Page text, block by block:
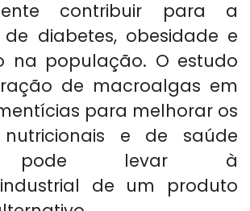
contribuir para a
diabetes, obesidade e
na população. O estudo
de macroalgas em
para melhorar os
nutricionais e de saúde
pode levar à
de um produto